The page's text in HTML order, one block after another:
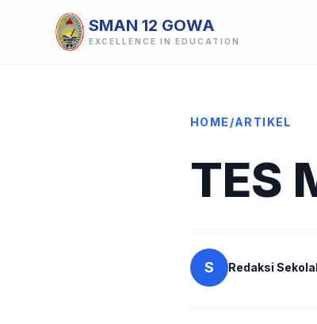
SMAN 12 GOWA
EXCELLENCE IN EDUCATION
HOME /ARTIKEL
TES
S Redaksi